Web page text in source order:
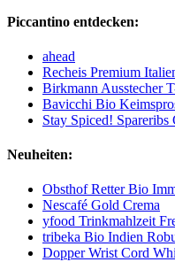
Piccantino entdecken:
ahead
Recheis Premium
Birkmann Ausstecher
Bavicchi Bio
Stay Spiced! Spareribs
Neuheiten:
Obsthof Retter Bio
Nescafé Gold Crema
yfood Trinkmahlzeit
tribeka Bio Indien
Dopper Wrist Cord